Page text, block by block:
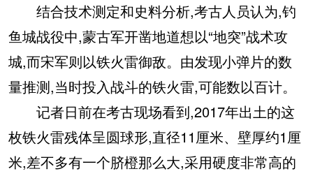
结合技术测定和史料分析,考古人员认为,钓
鱼城战役中,蒙古军开凿地道想以“地突”战术攻
城,而宋军则以铁火雷御敌。由发现小弹片的数
量推测,当时投入战斗的铁火雷,可能数以百计。
记者日前在考古现场看到,2017年出土的这
枚铁火雷残体呈圆球形,直径11厘米、壁厚约1厘
米,差不多有一个脐橙那么大,采用硬度非常高的